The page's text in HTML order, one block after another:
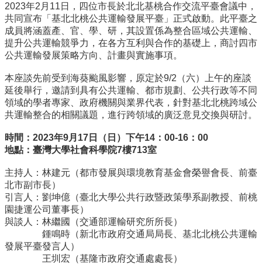
學
生
事
務
論
文
口
試
區
生
專
區
學
研
2023年2月11日， 四位市長於北北基桃合作交流平臺會議中，
共同宣布「 基北北桃公共運輸發展平臺」正式啟動。此平臺之
成員將涵蓋產、 官、學、研，其設置係為整合區域公共運輸、
提升公共運輸競爭力， 在各方互利與合作的基礎上，商討四市
公共運輸發展策略方向、 計畫與實施事項。
本座談先前受到海葵颱風影響，原定於9/2（六）
上午的座談
延後舉行，邀請到具有公共運輸、都市規劃、 公共行政等不同
領域的學者專家、政府機關與業界代表， 針對基北北桃跨域公
共運輸整合的相關議題， 進行跨領域的廣泛意見交換與研討。
時間：2023年9月17日（日）下午14：00-16：00
地點：臺灣大學社會科學院7樓713室
主持人：林建元（都市發展與環境教育基金會榮譽會長、 前臺
北市副市長）
引言人：劉坤億（臺北大學公共行政暨政策學系副教授、 前桃
園捷運公司董事長）
與談人：林繼國（交通部運輸研究所所長）
鍾鳴時（新北市政府交通局局長、 基北北桃公共運輸
發展平臺發言人）
王圳宏（基隆市政府交通處處長）